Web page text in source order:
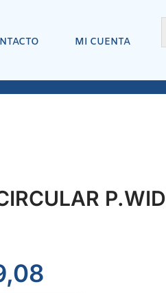
MI CUENTA